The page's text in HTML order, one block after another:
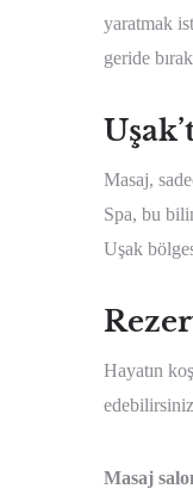
yaratmak
geride
Masaj,
Spa, bu
Uşak
Hayatın
Masaj